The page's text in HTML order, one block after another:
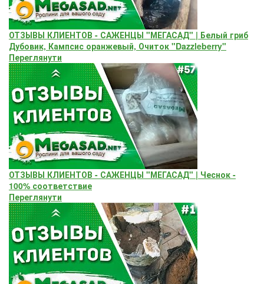
ОТЗЫВЫ КЛИЕНТОВ - САЖЕНЦЫ "МЕГАСАД" | Белый гриб
Дубовик, Кампсис оранжевый, Очиток "Dazzleberry"
Переглянути
ОТЗЫВЫ КЛИЕНТОВ - САЖЕНЦЫ "МЕГАСАД" | Чеснок -
100% соответствие
Переглянути